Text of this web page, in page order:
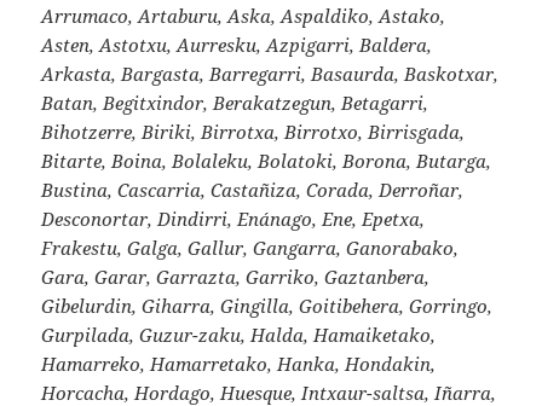
Arrumaco, Artaburu, Aska, Aspaldiko, Astako,
Asten, Astotxu, Aurresku, Azpigarri, Baldera,
Arkasta, Bargasta, Barregarri, Basaurda, Baskotxar,
Batan, Begitxindor, Berakatzegun, Betagarri,
Bihotzerre, Biriki, Birrotxa, Birrotxo, Birrisgada,
Bitarte, Boina, Bolaleku, Bolatoki, Borona, Butarga,
Bustina, Cascarria, Castañiza, Corada, Derroñar,
Desconortar, Dindirri, Enánago, Ene, Epetxa,
Frakestu, Galga, Gallur, Gangarra, Ganorabako,
Gara, Garar, Garrazta, Garriko, Gaztanbera,
Gibelurdin, Giharra, Gingilla, Goitibehera, Gorringo,
Gurpilada, Guzur-zaku, Halda, Hamaiketako,
Hamarreko, Hamarretako, Hanka, Hondakin,
Horcacha, Hordago, Huesque, Intxaur-saltsa, Iñarra,